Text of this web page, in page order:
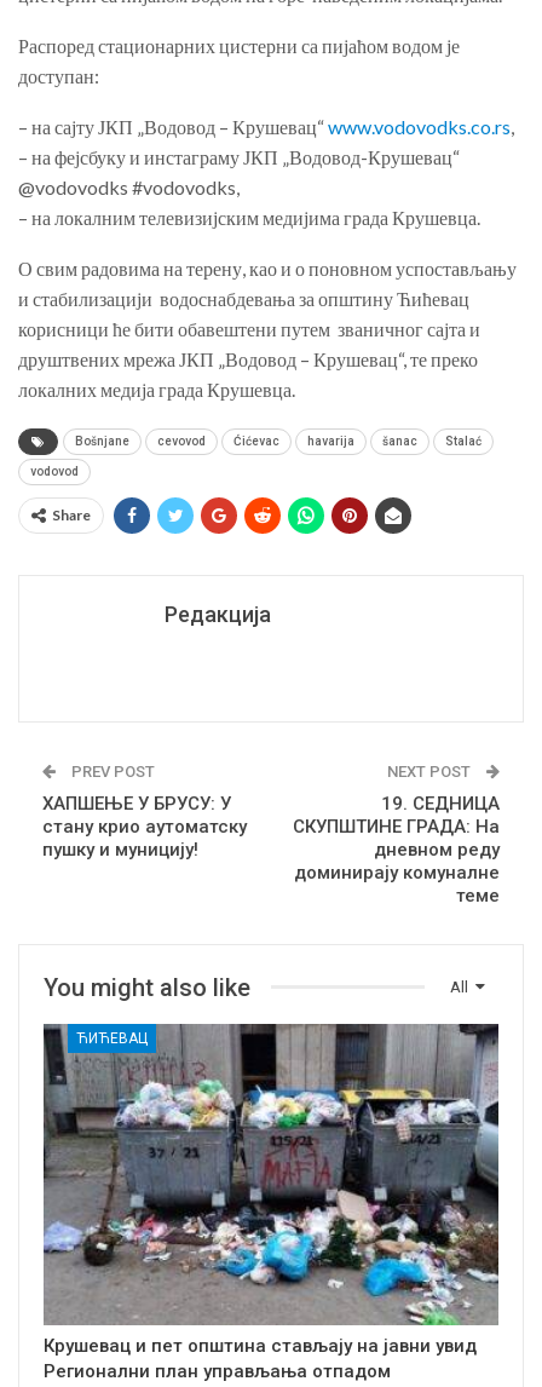
Распоред стационарних цистерни са пијаћом водом је
доступан:
– на сајту ЈКП „Водовод – Крушевац“www.vodovodks.co.rs,
– на фејсбуку и инстаграму ЈКП „Водовод-Крушевац“
@vodovodks #vodovodks,
– на локалним телевизијским медијима града Крушевца.
О свим радовима на терену, као и о поновном успостављању
и стабилизацији водоснабдевања за општину Ћићевац
корисници ће бити обавештени путем званичног сајта и
друштвених мрежа ЈКП „Водовод – Крушевац“, те преко
локалних медија града Крушевца.
Bošnjane cevovod Ćićevac havarija šanac Stalać
vodovod
Share
Редакција
PREV POST
ХАПШЕЊЕ У БРУСУ: У
стану крио аутоматску
пушку и муницију!
NEXT POST
19. СЕДНИЦА
СКУПШТИНЕ ГРАДА: На
дневном реду
доминирају комуналне
теме
All
You might also like
ЋИЋЕВАЦ
Крушевац и пет општина стављају на јавни увид
Регионални план управљања отпадом